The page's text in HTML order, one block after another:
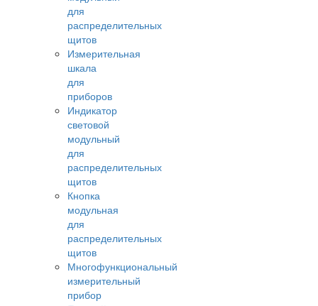
для
распределительных
щитов
Измерительная
шкала
для
приборов
Индикатор
световой
модульный
для
распределительных
щитов
Кнопка
модульная
для
распределительных
щитов
Многофункциональный
измерительный
прибор